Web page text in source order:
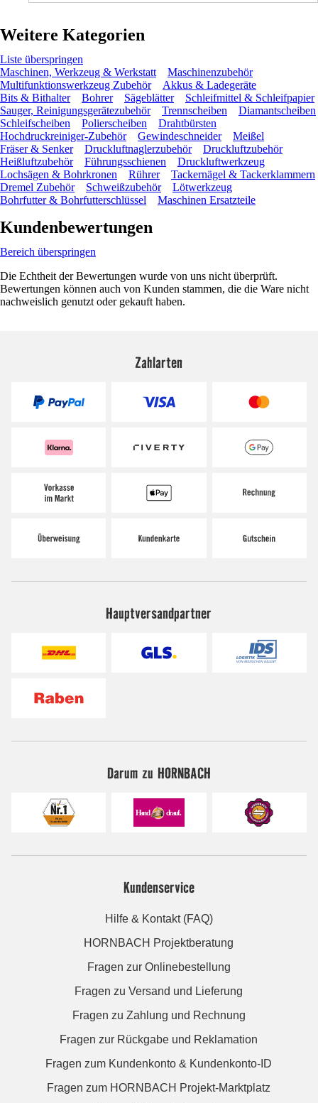
Weitere Kategorien
Liste überspringen
Maschinen, Werkzeug & Werkstatt
Maschinenzubehör
Multifunktionswerkzeug Zubehör
Akkus & Ladegeräte
Bits & Bithalter
Bohrer Sägeblätter
Schleifmittel & Schleifpapier
Sauger, Reinigungsgerätezubehör
Trennscheiben
Diamantscheiben
Schleifscheiben
Polierscheiben
Drahtbürsten
Hochdruckreiniger-Zubehör
Gewindeschneider
Meißel
Fräser & Senker
Druckluftnaglerzubehör
Druckluftzubehör
Heißluftzubehör
Führungsschienen
Druckluftwerkzeug
Lochsägen & Bohrkronen
Rührer
Tackernägel & Tackerklammern
Dremel Zubehör
Schweißzubehör
Lötwerkzeug
Bohrfutter & Bohrfutterschlüssel
Maschinen Ersatzteile
Kundenbewertungen
Bereich überspringen
Die Echtheit der Bewertungen wurde von uns nicht überprüft.
Bewertungen können auch von Kunden stammen, die die Ware nicht
nachweislich genutzt oder gekauft haben.
Zahlarten
Hauptversandpartner
Darum zu HORNBACH
Kundenservice
Hilfe & Kontakt (FAQ)
HORNBACH Projektberatung
Fragen zur Onlinebestellung
Fragen zu Versand und Lieferung
Fragen zu Zahlung und Rechnung
Fragen zur Rückgabe und Reklamation
Fragen zum Kundenkonto & Kundenkonto-ID
Fragen zum HORNBACH Projekt-Marktplatz